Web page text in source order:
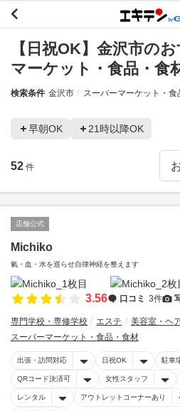
【日祝OK】金沢市の
マーケット・食品・食
検索条件 金沢市 スーパーマーケット・食
早朝OK 21時以降OK
52 件
店舗公式
Michiko
氣・血・水を巡らせ自律神経を整えます
3.56 口コミ 3件
専門学校・専修学校 エステ
美容室・ヘ
スーパーマーケット・食品・食材
出張・訪問対応 日祝OK 駐車
QRコード決済可 女性スタッフ
レンタル アウトレットコーナーあり